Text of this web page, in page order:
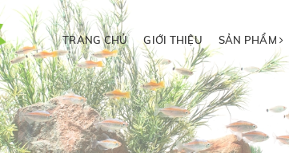
TRANG CHỦ GIỚI THIỆU SẢN PHẨM